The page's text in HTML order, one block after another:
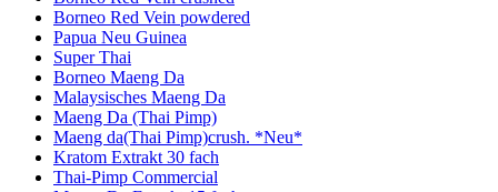
Borneo Red Vein powdered
Papua Neu Guinea
Super Thai
Borneo Maeng Da
Malaysisches Maeng Da
Maeng Da (Thai Pimp)
Maeng da(Thai Pimp)crush. *Neu*
Kratom Extrakt 30 fach
Thai-Pimp Commercial